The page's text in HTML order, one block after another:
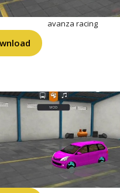
avanza racing